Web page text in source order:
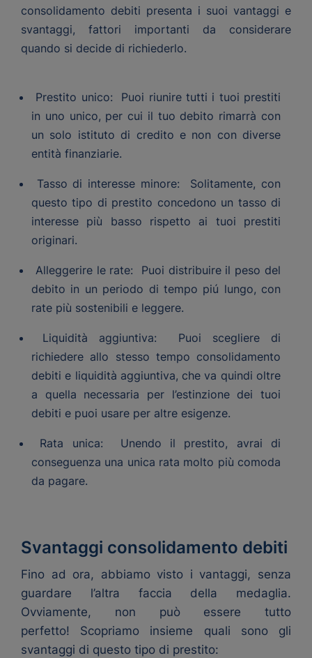
consolidamento debiti presenta i suoi vantaggi e
svantaggi, fattori importanti da considerare
quando si decide di richiederlo.
Prestito unico: Puoi riunire tutti i tuoi prestiti
in uno unico, per cui il tuo debito rimarrà con
un solo istituto di credito e non con diverse
entità finanziarie.
Tasso di interesse minore: Solitamente, con
questo tipo di prestito concedono un tasso di
interesse più basso rispetto ai tuoi prestiti
originari.
Alleggerire le rate: Puoi distribuire il peso del
debito in un periodo di tempo piú lungo, con
rate più sostenibili e leggere.
Liquidità aggiuntiva: Puoi scegliere di
richiedere allo stesso tempo consolidamento
debiti e liquidità aggiuntiva, che va quindi oltre
a quella necessaria per l’estinzione dei tuoi
debiti e puoi usare per altre esigenze.
Rata unica: Unendo il prestito, avrai di
conseguenza una unica rata molto più comoda
da pagare.
Svantaggi consolidamento debiti
Fino ad ora, abbiamo visto i vantaggi, senza
guardare l’altra faccia della medaglia.
Ovviamente, non può essere tutto
perfetto! Scopriamo insieme quali sono gli
svantaggi di questo tipo di prestito: